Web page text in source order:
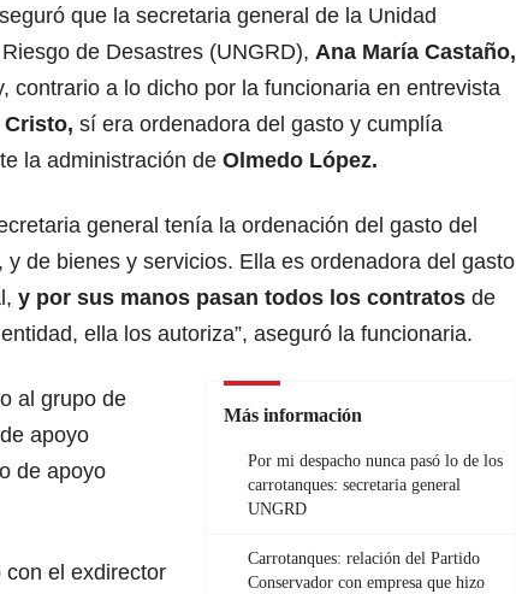
que la secretaria general de la Unidad
de Desastres (UNGRD), Ana María Castaño,
contrario a lo dicho por la funcionaria en entrevista
Cristo, sí era ordenadora del gasto y cumplía
la administración de Olmedo López.
general tenía la ordenación del gasto del
de bienes y servicios. Ella es ordenadora del gasto
y por sus manos pasan todos los contratos de
ella los autoriza”, aseguró la funcionaria.
Más información
Por mi despacho nunca pasó lo de los
carrotanques: secretaria general
UNGRD
Carrotanques: relación del Partido
Conservador con empresa que hizo
al grupo de
apoyo
de apoyo
con el exdirector